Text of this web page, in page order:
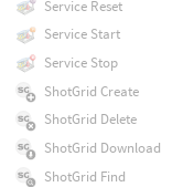
Service Reset
Service Start
Service Stop
ShotGrid Create
ShotGrid Delete
ShotGrid Download
ShotGrid Find